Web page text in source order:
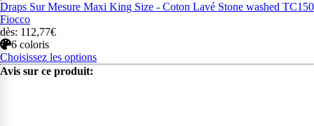
Draps Sur Mesure Maxi King Size - Coton Lavé Stone washed TC150
Fiocco
dès: 112,77€
6 coloris
Choisissez les options
Avis sur ce produit: